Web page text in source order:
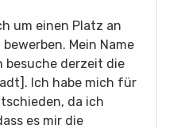
um einen Platz an
Mein Name
besuche derzeit die
Ich habe mich für
da ich
es mir die